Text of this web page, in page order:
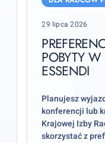
pobyty
hotelach
Essendi
Posted
29 lipca 2026
POBYTY
ESSENDI
Planujesz
konferencji lub
Krajowej Izby
skorzystać z